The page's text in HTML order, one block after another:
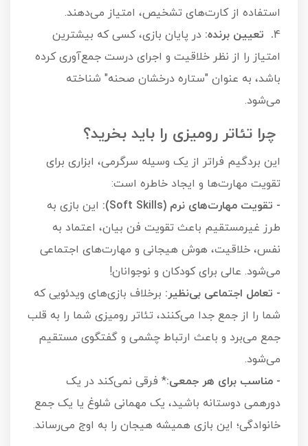
استفاده از کارت‌های تشخیص، امتیاز می‌دهند.
4. تعیین برنده: در پایان بازی، کسی که بیشترین
امتیاز را از نظر خلاقیت و اجرای درست جمع‌آوری کرده
باشد، به عنوان "ستاره درخشان صحنه" شناخته
می‌شود.
چرا تئاتر رومیزی را باید بخرید؟
این بردگیم فراتر از یک وسیله سرگرمی، ابزاری برای
تقویت مهارت‌ها و ایجاد خاطره است:
- تقویت مهارت‌های نرم (Soft Skills):
این بازی به
طرز غیرمستقیم باعث تقویت فن بیان، اعتماد به
نفس، خلاقیت، هوش هیجانی و مهارت‌های اجتماعی
می‌شود. عالی برای کودکان و نوجوانان!
- تعامل اجتماعی بی‌نظیر: برخلاف بازی‌های ویدئویی که
شما را از جمع جدا می‌کنند، تئاتر رومیزی شما را به قلب
جمع می‌برد و باعث ارتباط چشمی و گفتگوی مستقیم
می‌شود.
- مناسب برای هر جمعی:* فرقی نمی‌کند در یک
دورهمی دوستانه باشید، یک مهمانی شلوغ یا یک جمع
خانوادگی؛ این بازی همیشه هیجان را به اوج می‌رساند.